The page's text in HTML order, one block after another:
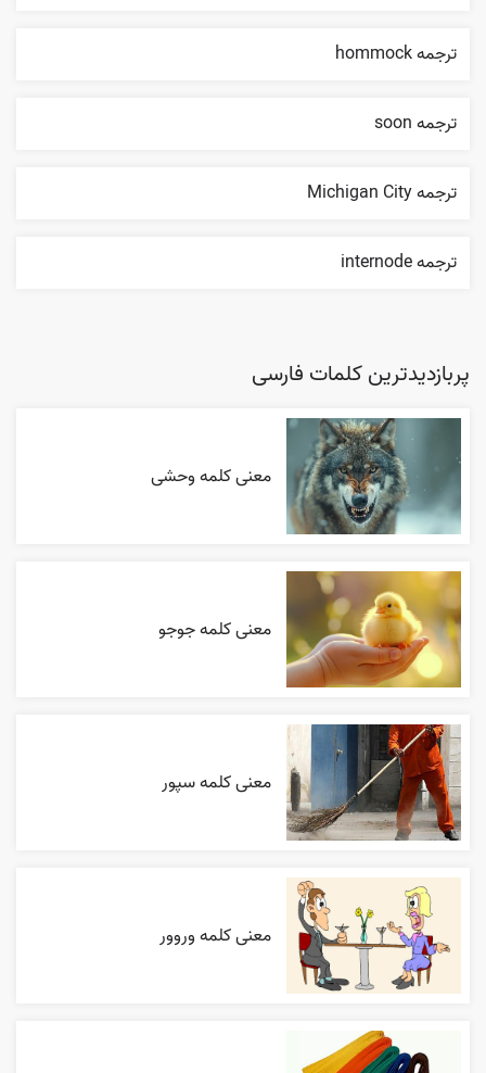
ترجمه hommock
ترجمه soon
ترجمه Michigan City
ترجمه internode
پربازدیدترین کلمات فارسی
معنی کلمه وحشی
معنی کلمه جوجو
معنی کلمه سپور
معنی کلمه وروور